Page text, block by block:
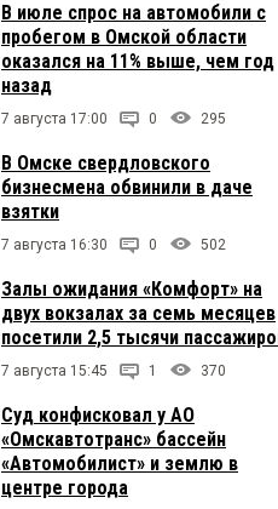
В июле спрос на автомобили с
пробегом в Омской области
оказался на 11% выше, чем год
назад
7 августа 17:00 0 295
В Омске свердловского
бизнесмена обвинили в даче
взятки
7 августа 16:30 0 502
Залы ожидания «Комфорт» на
двух вокзалах за семь месяцев
посетили 2,5 тысячи
7 августа 15:45 1 370
Суд конфисковал у АО
«Омскавтотранс» бассейн
«Автомобилист» и землю в
центре города